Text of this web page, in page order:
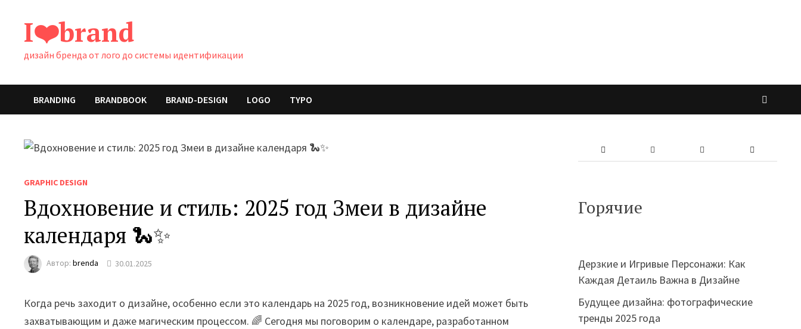
содержимому
I❤️brand
дизайн бренда от лого до системы идентификации
BRANDING BRANDBOOK BRAND-DESIGN LOGO TYPO
GRAPHIC DESIGN
Вдохновение и стиль: 2025 год Змеи в дизайне
календаря 🐍✨
Автор:brenda 30.01.2025
Когда речь заходит о дизайне, особенно если это календарь на 2025 год, возникновение идей может быть
захватывающим и даже магическим процессом. 🌈 Сегодня мы поговорим о календаре, разработанном
Горячие
Дерзкие и Игривые Персонажи: Как
Каждая Детаиль Важна в Дизайне
Будущее дизайна: фотографические
тренды 2025 года